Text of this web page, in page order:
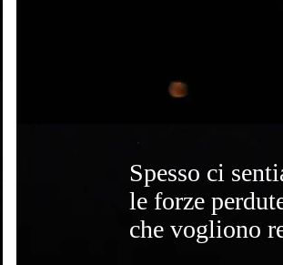
Spesso ci
le forze
che vogliono